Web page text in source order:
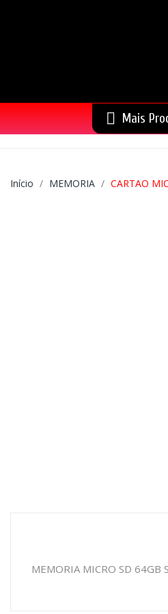
Mais
Início MEMORIA CARTAO
MEMORIA MICRO SD 64GB